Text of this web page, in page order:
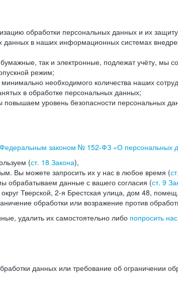
обработки персональных данных и их
данных в наших информационных системах
так и электронные, подлежат учёту, мы
режим;
необходимого количества наших
в обработке персональных данных;
уровень безопасности персональных
Федеральным законом № 152-ФЗ «О персональных
(ст. 18 Закона),
Вы можете запросить их у нас в любое время (
обрабатываем данные с вашего согласия (ст. 9
Тверской, 2-я Брестская улица, дом 48,
обработки или возражение против
удалить их самостоятельно либо попросить
данных или требование об ограничении